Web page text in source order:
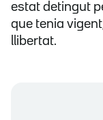
estat detingut
que tenia
llibertat.